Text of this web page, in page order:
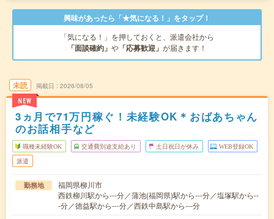
興味があったら「★気になる！」をタップ！
「気になる！」を押しておくと、派遣会社から
「面談確約」 や 「応募歓迎」 が届きます！
未読
NEW
掲載日 2026/08/05
3ヵ月で71万円稼ぐ！未経験OK＊おばあちゃん
のお話相手など
職種未経験OK 交通費別途支給あり 土日祝日が休み WEB登録OK
派遣
勤務地
福岡県柳川市
西鉄柳川駅から---分／蒲池(福岡県)駅から---分／塩塚駅から--
-分／徳益駅から---分／西鉄中島駅から---分